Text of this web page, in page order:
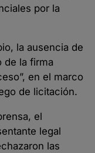
por la
la ausencia de
de la firma
en el marco
de licitación.
el
legal
las